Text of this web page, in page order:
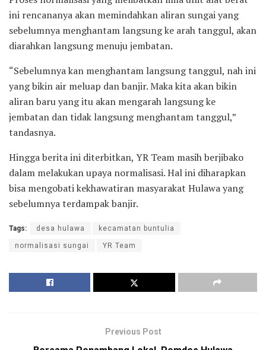
ini rencananya akan memindahkan aliran sungai yang
sebelumnya menghantam langsung ke arah tanggul, akan
diarahkan langsung menuju jembatan.
“Sebelumnya kan menghantam langsung tanggul, nah ini
yang bikin air meluap dan banjir. Maka kita akan bikin
aliran baru yang itu akan mengarah langsung ke
jembatan dan tidak langsung menghantam tanggul,”
tandasnya.
Hingga berita ini diterbitkan, YR Team masih berjibako
dalam melakukan upaya normalisasi. Hal ini diharapkan
bisa mengobati kekhawatiran masyarakat Hulawa yang
sebelumnya terdampak banjir.
Tags: desa hulawa kecamatan buntulia
normalisasi sungai YR Team
Previous Post